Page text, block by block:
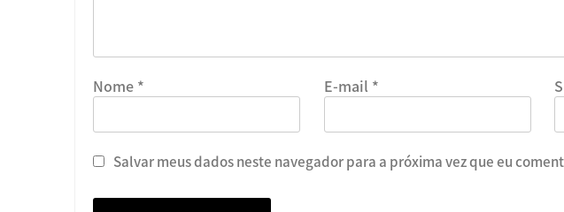
Nome * E-mail *
Salvar meus dados neste navegador para a próxima vez que eu